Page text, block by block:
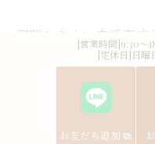
実践しやすい自爪育成
自爪育成や手肌ケアは
やすくなります。ポイ
を選ぶことです。たと
に形を整える、手洗い
[営業時間]9:30～
[定休日]日曜
お友だち追加